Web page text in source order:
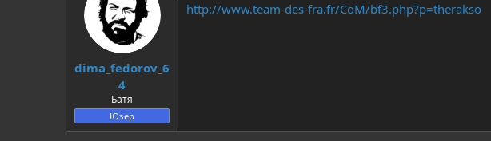
ы
dima_fedorov_6
4
Батя
Юзер
http://www.team-des-fra.fr/CoM/bf3.php?p=therakso